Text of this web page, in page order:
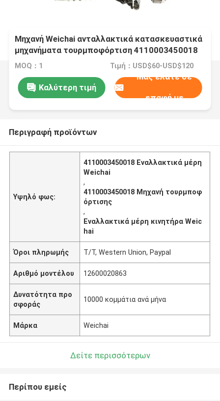
Μηχανή Weichai ανταλλακτικά κατασκευαστικά
μηχανήματα τουρμποφόρτιση 4110003450018
MOQ：1 Τιμή：USD$60-USD$120
Καλύτερη τιμή
Μας ελάτε σε
επαφή με
Περιγραφή προϊόντων
Υψηλό φως:
4110003450018 Εναλλακτικά μέρη
Weichai
,
4110003450018 Μηχανή τουρμποφ
όρτισης
,
Εναλλακτικά μέρη κινητήρα Weic
hai
Όροι πληρωμής T/T, Western Union, Paypal
Αριθμό μοντέλου 12600020863
Δυνατότητα προ
σφοράς
10000 κομμάτια ανά μήνα
Μάρκα Weichai
Δείτε περισσότερων
Περίπου εμείς